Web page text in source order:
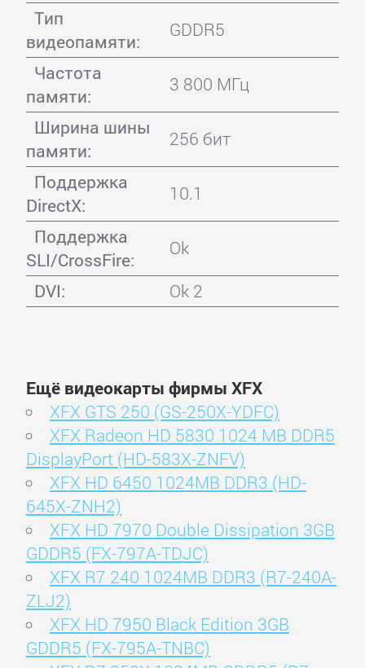
Тип
видеопамяти:
GDDR5
Частота
памяти:
3 800 МГц
Ширина шины
памяти:
256 бит
Поддержка
DirectX:
10.1
Поддержка
SLI/CrossFire:
Ok
DVI:
Ok 2
Ещё видеокарты фирмы XFX
XFX GTS 250 (GS-250X-YDFC)
XFX Radeon HD 5830 1024 MB DDR5
DisplayPort (HD-583X-ZNFV)
XFX HD 6450 1024MB DDR3 (HD-
645X-ZNH2)
XFX HD 7970 Double Dissipation 3GB
GDDR5 (FX-797A-TDJC)
XFX R7 240 1024MB DDR3 (R7-240A-
ZLJ2)
XFX HD 7950 Black Edition 3GB
GDDR5 (FX-795A-TNBC)